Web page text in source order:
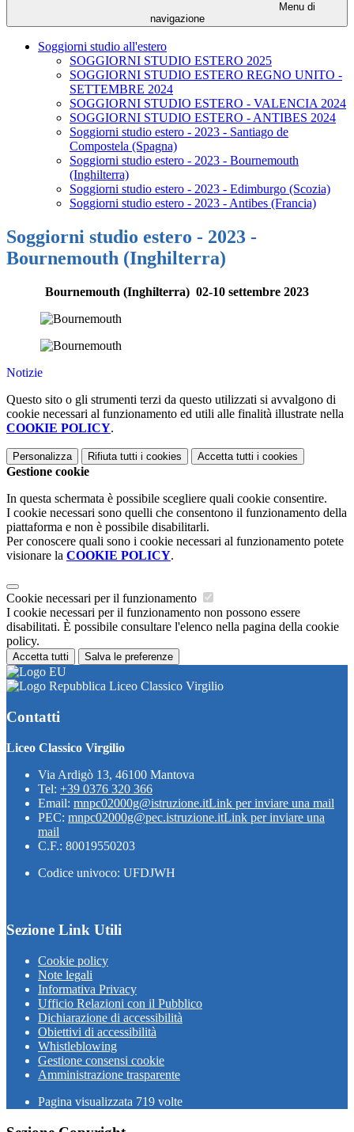
Menu di
navigazione
Soggiorni studio all'estero
SOGGIORNI STUDIO ESTERO 2025
SOGGIORNI STUDIO ESTERO REGNO UNITO -
SETTEMBRE 2024
SOGGIORNI STUDIO ESTERO - VALENCIA 2024
SOGGIORNI STUDIO ESTERO - ANTIBES 2024
Soggiorni studio estero - 2023 - Santiago de
Compostela (Spagna)
Soggiorni studio estero - 2023 - Bournemouth
(Inghilterra)
Soggiorni studio estero - 2023 - Edimburgo (Scozia)
Soggiorni studio estero - 2023 - Antibes (Francia)
Soggiorni studio estero - 2023 -
Bournemouth (Inghilterra)
Bournemouth (Inghilterra) 02-10 settembre 2023
Notizie
Questo sito o gli strumenti terzi da questo utilizzati si avvalgono di
cookie necessari al funzionamento ed utili alle finalità illustrate nella
COOKIE POLICY.
Personalizza Rifiuta tutti i cookies Accetta tutti i cookies
Gestione cookie
In questa schermata è possibile scegliere quali cookie consentire.
I cookie necessari sono quelli che consentono il funzionamento della
piattaforma e non è possibile disabilitarli.
Per conoscere quali sono i cookie necessari al funzionamento potete
visionare la COOKIE POLICY.
Cookie necessari per il funzionamento
I cookie necessari per il funzionamento non possono essere
disabilitati. È possibile consultare l'elenco nella pagina della cookie
policy.
Accetta tutti Salva le preferenze
Liceo Classico Virgilio
Contatti
Liceo Classico Virgilio
Via Ardigò 13, 46100 Mantova
Tel: +39 0376 320 366
Email: mnpc02000g@istruzione.itLink per inviare una mail
PEC: mnpc02000g@pec.istruzione.itLink per inviare una
mail
C.F.: 80019550203
Codice univoco: UFDJWH
Sezione Link Utili
Cookie policy
Note legali
Informativa Privacy
Ufficio Relazioni con il Pubblico
Dichiarazione di accessibilità
Obiettivi di accessibilità
Whistleblowing
Gestione consensi cookie
Amministrazione trasparente
Pagina visualizzata 719 volte